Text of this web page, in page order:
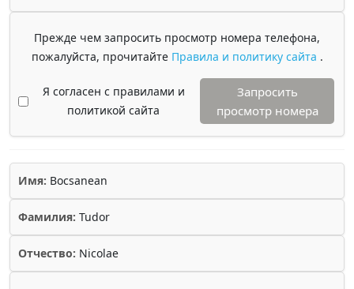
Прежде чем запросить просмотр номера телефона,
пожалуйста, прочитайте Правила и политику сайта .
Я согласен с правилами и
политикой сайта
Запросить
просмотр номера
Имя: Bocsanean
Фамилия: Tudor
Отчество: Nicolae